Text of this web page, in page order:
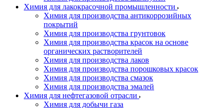
Химия для лакокрасочной промышленности
Химия для производства антикоррозийных
покрытий
Химия для производства грунтовок
Химия для производства красок на основе
органических растворителей
Химия для производства лаков
Химия для производства порошковых красок
Химия для производства смазок
Химия для производства эмалей
Химия для нефтегазовой отрасли
Химия для добычи газа